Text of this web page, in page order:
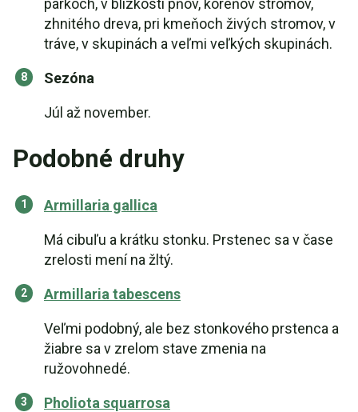
parkoch, v blízkosti pňov, koreňov stromov,
zhnitého dreva, pri kmeňoch živých stromov, v
tráve, v skupinách a veľmi veľkých skupinách.
Sezóna
Júl až november.
Podobné druhy
Armillaria gallica
Má cibuľu a krátku stonku. Prstenec sa v čase
zrelosti mení na žltý.
Armillaria tabescens
Veľmi podobný, ale bez stonkového prstenca a
žiabre sa v zrelom stave zmenia na
ružovohnedé.
Pholiota squarrosa